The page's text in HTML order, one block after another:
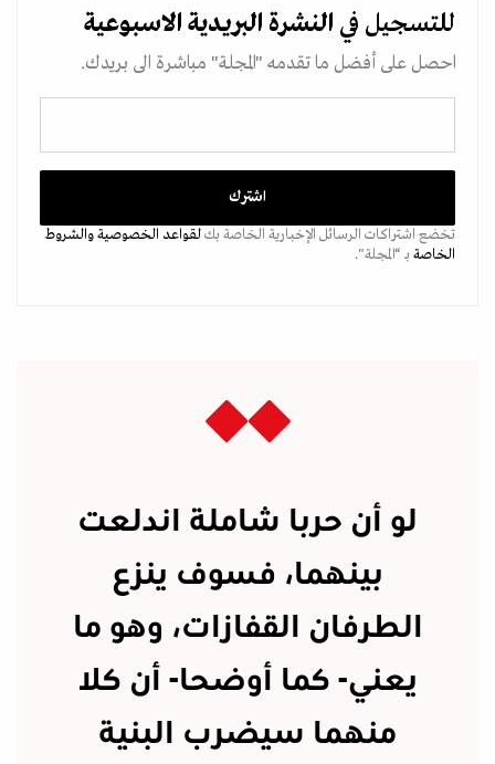
للتسجيل في النشرة البريدية الاسبوعية
احصل على أفضل ما تقدمه "المجلة" مباشرة الى بريدك.
تخضع اشتراكات الرسائل الإخبارية الخاصة بكلقواعد الخصوصيةوالشروط
الخاصة بـ “المجلة".
لو أن حربا شاملة اندلعت
بينهما، فسوف ينزع
الطرفان القفازات، وهو ما
يعني- كما أوضحا- أن كلا
منهما سيضرب البنية